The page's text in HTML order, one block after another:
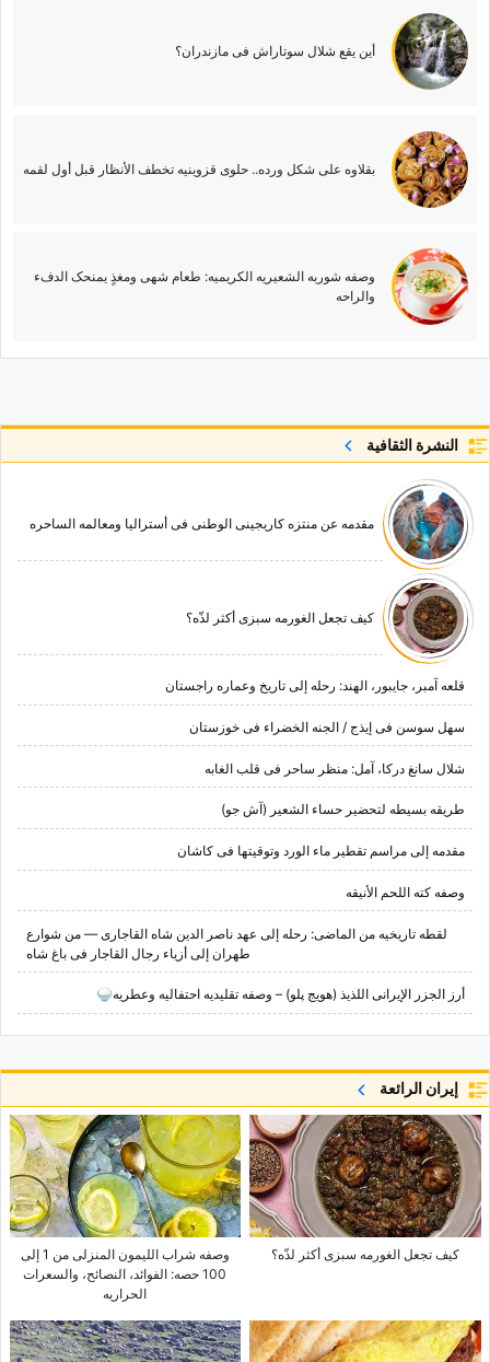
أین یقع شلال سوتاراش فی مازندران؟
بقلاوه على شکل ورده.. حلوى قزوینیه تخطف الأنظار قبل أول لقمه
وصفه شوربه الشعیریه الکریمیه: طعام شهی ومغذٍ یمنحک الدفء
والراحه
النشرة الثقافية
مقدمه عن منتزه کاریجینی الوطنی فی أسترالیا ومعالمه الساحره
کیف تجعل الغورمه سبزی أکثر لذّه؟
قلعه آمبر، جایبور، الهند: رحله إلى تاریخ وعماره راجستان
سهل سوسن فی إیذج / الجنه الخضراء فی خوزستان
شلال سانغ درکا، آمل: منظر ساحر فی قلب الغابه
طریقه بسیطه لتحضیر حساء الشعیر (آش جو)
مقدمه إلى مراسم تقطیر ماء الورد وتوقیتها فی کاشان
وصفه کته اللحم الأنیقه
لقطه تاریخیه من الماضی: رحله إلى عهد ناصر الدین شاه القاجاری — من شوارع
طهران إلى أزیاء رجال القاجار فی باغ شاه
أرز الجزر الإیرانی اللذیذ (هویج پلو) – وصفه تقلیدیه احتفالیه وعطریه🍚
إيران الرائعة
کیف تجعل الغورمه سبزی أکثر لذّه؟
وصفه شراب اللیمون المنزلی من 1 إلى
100 حصه: الفوائد، النصائح، والسعرات
الحراریه